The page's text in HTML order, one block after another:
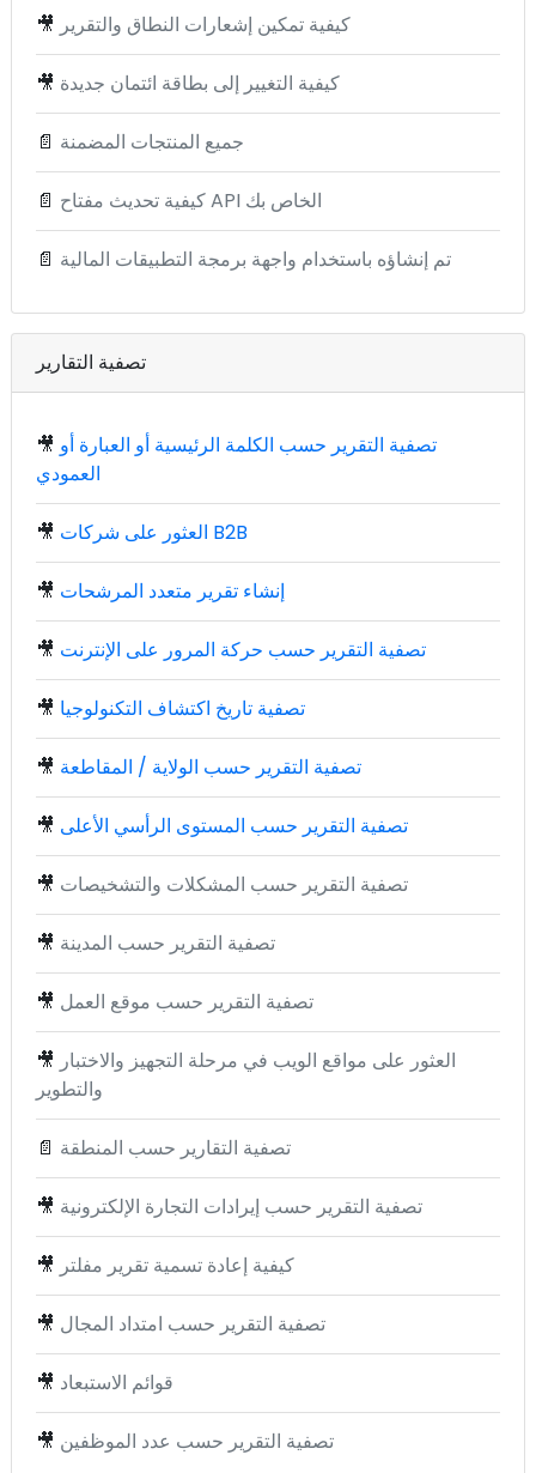
🎥 كيفية تمكين إشعارات النطاق والتقرير
🎥 كيفية التغيير إلى بطاقة ائتمان جديدة
📄 جميع المنتجات المضمنة
📄 كيفية تحديث مفتاح API الخاص بك
📄 تم إنشاؤه باستخدام واجهة برمجة التطبيقات المالية
تصفية التقارير
🎥 تصفية التقرير حسب الكلمة الرئيسية أو العبارة أو
العمودي
🎥 العثور على شركات B2B
🎥 إنشاء تقرير متعدد المرشحات
🎥 تصفية التقرير حسب حركة المرور على الإنترنت
🎥 تصفية تاريخ اكتشاف التكنولوجيا
🎥 تصفية التقرير حسب الولاية / المقاطعة
🎥 تصفية التقرير حسب المستوى الرأسي الأعلى
🎥 تصفية التقرير حسب المشكلات والتشخيصات
🎥 تصفية التقرير حسب المدينة
🎥 تصفية التقرير حسب موقع العمل
🎥 العثور على مواقع الويب في مرحلة التجهيز والاختبار
والتطوير
📄 تصفية التقارير حسب المنطقة
🎥 تصفية التقرير حسب إيرادات التجارة الإلكترونية
🎥 كيفية إعادة تسمية تقرير مفلتر
🎥 تصفية التقرير حسب امتداد المجال
🎥 قوائم الاستبعاد
🎥 تصفية التقرير حسب عدد الموظفين